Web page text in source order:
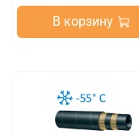
В корзину